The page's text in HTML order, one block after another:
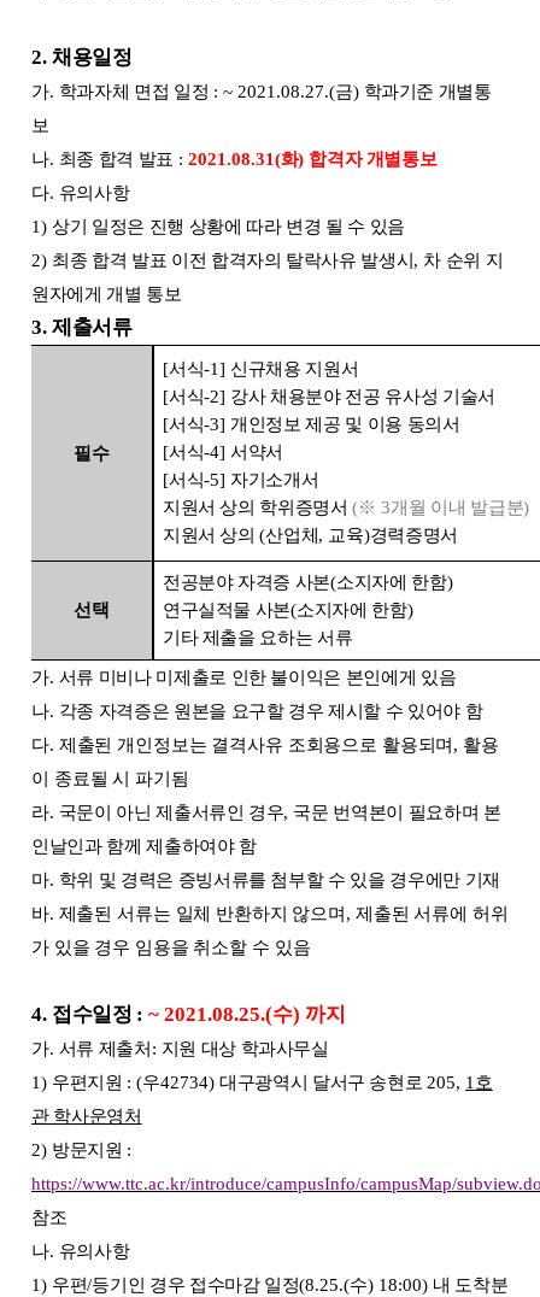
2.채용일정
가. 학과자체 면접 일정 : ~ 2021.08.27.(금) 학과기준 개별통
보
나. 최종 합격 발표 : 2021.08.31(화) 합격자 개별통보
다. 유의사항
1)상기 일정은 진행 상황에 따라 변경 될 수 있음
2) 최종 합격 발표 이전 합격자의 탈락사유 발생시 , 차 순위 지
원자에게 개별 통보
3.제출서류
필수
[서식-1] 신규채용 지원서
[서식-2] 강사 채용분야 전공 유사성 기술서
[서식-3] 개인정보 제공 및 이용 동의서
[서식-4]서약서
[서식-5] 자기소개서
지원서 상의 학위증명서(※3개월 이내 발급분)
지원서 상의(산업체 , 교육)경력증명서
선택
전공분야 자격증 사본(소지자에 한함)
연구실적물 사본(소지자에 한함)
기타 제출을 요하는 서류
가. 서류 미비나 미제출로 인한 불이익은 본인에게 있음
나. 각종 자격증은 원본을 요구할 경우 제시할 수 있어야 함
다. 제출된 개인정보는 결격사유 조회용으로 활용되며 , 활용
이 종료될 시 파기됨
라. 국문이 아닌 제출서류인 경우, 국문 번역본이 필요하며 본
인날인과 함께 제출하여야 함
마. 학위 및 경력은 증빙서류를 첨부할 수 있을 경우에만 기재
바. 제출된 서류는 일체 반환하지 않으며 , 제출된 서류에 허위
가 있을 경우 임용을 취소할 수 있음
4. 접수일정 :~ 2021.08.25.(수) 까지
가. 서류 제출처 : 지원 대상 학과사무실
1) 우편지원 : (우42734) 대구광역시 달서구 송현로 205, 1 호
관 학사운영처
2) 방문지원 :
https://www.ttc.ac.kr/introduce/campusInfo/campusMap/
참조
나. 유의사항
1) 우편/등기인 경우 접수마감 일정(8.25.(수) 18:00) 내 도착분